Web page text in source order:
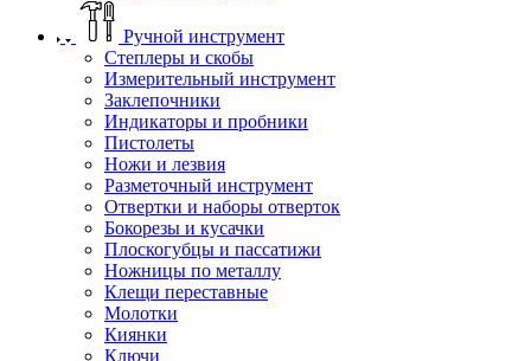
Ручной инструмент
Степлеры и скобы
Измерительный инструмент
Заклепочники
Индикаторы и пробники
Пистолеты
Ножи и лезвия
Разметочный инструмент
Отвертки и наборы отверток
Бокорезы и кусачки
Плоскогубцы и пассатижи
Ножницы по металлу
Клещи переставные
Молотки
Киянки
Ключи